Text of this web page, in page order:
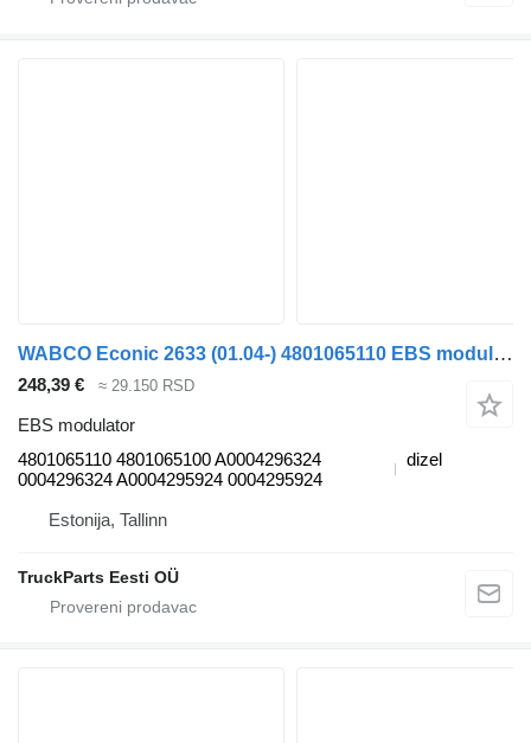
WABCO Econic 2633 (01.04-) 4801065110 EBS modulator za Mercedes-Benz Econic (1998-2014) tegljača
248,39 € ≈ 29.150 RSD
EBS modulator
4801065110 4801065100 A0004296324
0004296324 A0004295924 0004295924
dizel
Estonija, Tallinn
TruckParts Eesti OÜ